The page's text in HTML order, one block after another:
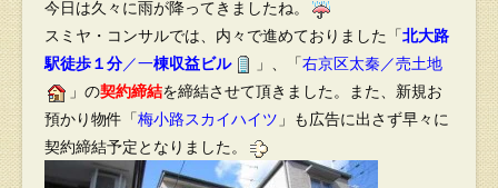
今日は久々に雨が降ってきましたね。
スミヤ・コンサルでは、内々で進めておりました「北大路
駅徒歩１分／一棟収益ビル 」、「右京区太秦／売土地
」の契約締結を締結させて頂きました。また、新規お
預かり物件「梅小路スカイハイツ 」も広告に出さず早々に
契約締結予定となりました。